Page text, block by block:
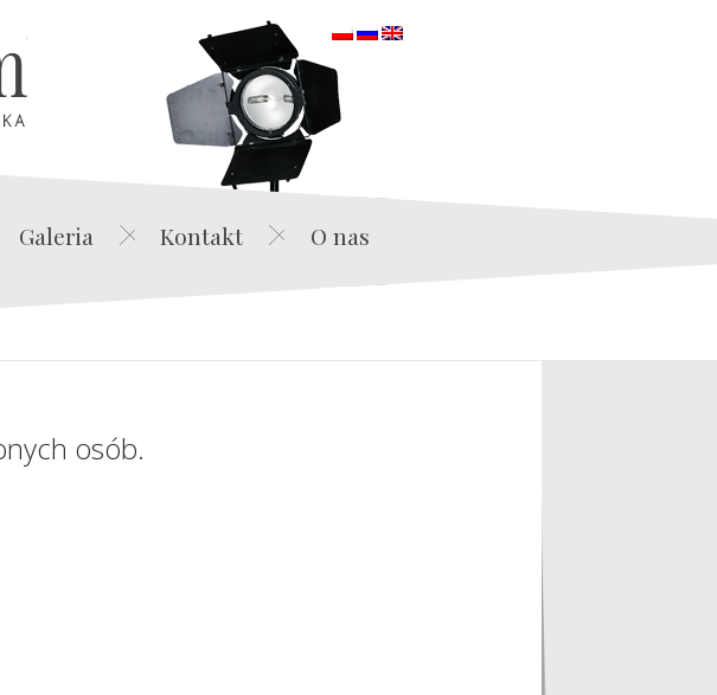
Edwin Film Agencja Aktorska
Galeria Kontakt O nas
osób.